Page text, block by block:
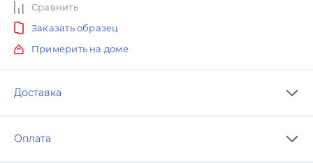
Сравнить
Заказать образец
Примерить на доме
Доставка
Оплата